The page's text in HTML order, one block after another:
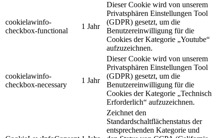
cookielawinfo-
checkbox-functional
1 Jahr
Dieser Cookie wird von unserem
Privatsphären Einstellungen Tool
(GDPR) gesetzt, um die
Benutzereinwilligung für die
Cookies der Kategorie „Youtube“
aufzuzeichnen.
cookielawinfo-
checkbox-necessary
1 Jahr
Dieser Cookie wird von unserem
Privatsphären Einstellungen Tool
(GDPR) gesetzt, um die
Benutzereinwilligung für die
Cookies der Kategorie „Technisch
Erforderlich“ aufzuzeichnen.
Zeichnet den
Standardschaltflächenstatus der
entsprechenden Kategorie und